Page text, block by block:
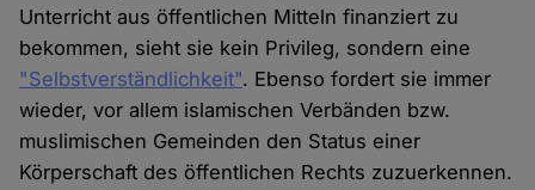
Unterricht aus öffentlichen Mitteln finanziert zu
bekommen, sieht sie kein Privileg, sondern eine
"Selbstverständlichkeit". Ebenso fordert sie immer
wieder, vor allem islamischen Verbänden bzw.
muslimischen Gemeinden den Status einer
Körperschaft des öffentlichen Rechts zuzuerkennen.